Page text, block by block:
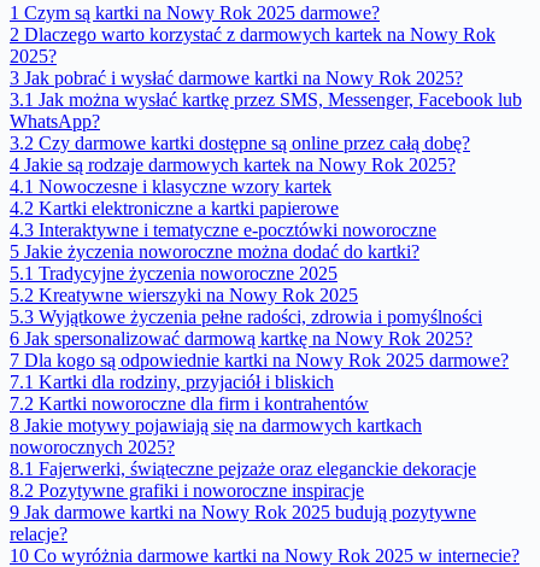
1 Czym są kartki na Nowy Rok 2025 darmowe?
2 Dlaczego warto korzystać z darmowych kartek na Nowy Rok
2025?
3 Jak pobrać i wysłać darmowe kartki na Nowy Rok 2025?
3.1 Jak można wysłać kartkę przez SMS, Messenger, Facebook lub
WhatsApp?
3.2 Czy darmowe kartki dostępne są online przez całą dobę?
4 Jakie są rodzaje darmowych kartek na Nowy Rok 2025?
4.1 Nowoczesne i klasyczne wzory kartek
4.2 Kartki elektroniczne a kartki papierowe
4.3 Interaktywne i tematyczne e-pocztówki noworoczne
5 Jakie życzenia noworoczne można dodać do kartki?
5.1 Tradycyjne życzenia noworoczne 2025
5.2 Kreatywne wierszyki na Nowy Rok 2025
5.3 Wyjątkowe życzenia pełne radości, zdrowia i pomyślności
6 Jak spersonalizować darmową kartkę na Nowy Rok 2025?
7 Dla kogo są odpowiednie kartki na Nowy Rok 2025 darmowe?
7.1 Kartki dla rodziny, przyjaciół i bliskich
7.2 Kartki noworoczne dla firm i kontrahentów
8 Jakie motywy pojawiają się na darmowych kartkach
noworocznych 2025?
8.1 Fajerwerki, świąteczne pejzaże oraz eleganckie dekoracje
8.2 Pozytywne grafiki i noworoczne inspiracje
9 Jak darmowe kartki na Nowy Rok 2025 budują pozytywne
relacje?
10 Co wyróżnia darmowe kartki na Nowy Rok 2025 w internecie?